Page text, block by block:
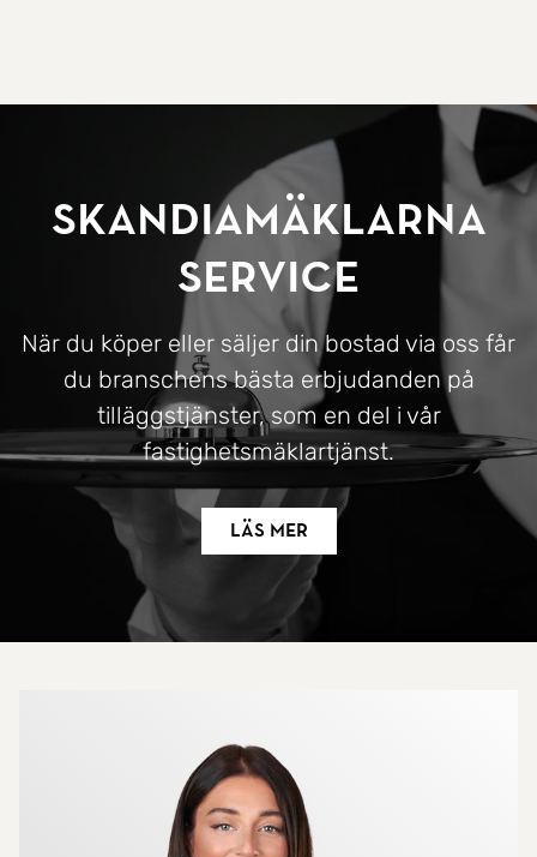
SkandiaMäklarna
Service
När du köper eller säljer din bostad via oss får
du branschens bästa erbjudanden på
tilläggstjänster, som en del i vår
fastighetsmäklartjänst.
Läs mer